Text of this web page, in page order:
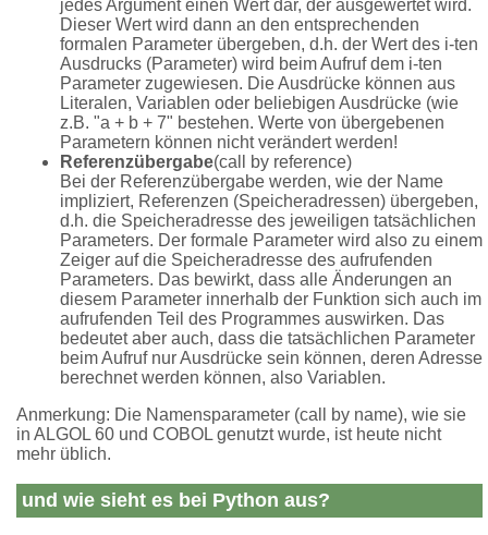
jedes Argument einen Wert dar, der ausgewertet wird.
Dieser Wert wird dann an den entsprechenden
formalen Parameter übergeben, d.h. der Wert des i-ten
Ausdrucks (Parameter) wird beim Aufruf dem i-ten
Parameter zugewiesen. Die Ausdrücke können aus
Literalen, Variablen oder beliebigen Ausdrücke (wie
z.B. "a + b + 7" bestehen. Werte von übergebenen
Parametern können nicht verändert werden!
Referenzübergabe(call by reference)
Bei der Referenzübergabe werden, wie der Name
impliziert, Referenzen (Speicheradressen) übergeben,
d.h. die Speicheradresse des jeweiligen tatsächlichen
Parameters. Der formale Parameter wird also zu einem
Zeiger auf die Speicheradresse des aufrufenden
Parameters. Das bewirkt, dass alle Änderungen an
diesem Parameter innerhalb der Funktion sich auch im
aufrufenden Teil des Programmes auswirken. Das
bedeutet aber auch, dass die tatsächlichen Parameter
beim Aufruf nur Ausdrücke sein können, deren Adresse
berechnet werden können, also Variablen.
Anmerkung: Die Namensparameter (call by name), wie sie
in ALGOL 60 und COBOL genutzt wurde, ist heute nicht
mehr üblich.
und wie sieht es bei Python aus?